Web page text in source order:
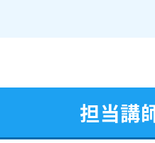
担当講